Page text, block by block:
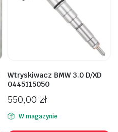
Wtryskiwacz BMW 3.0 D/XD
0445115050
550,00 zł
W magazynie